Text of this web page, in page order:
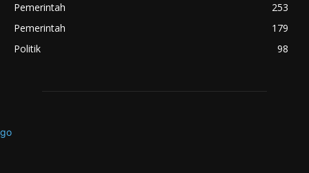
Pemerintah
253
Pemerintah
179
Politik
98